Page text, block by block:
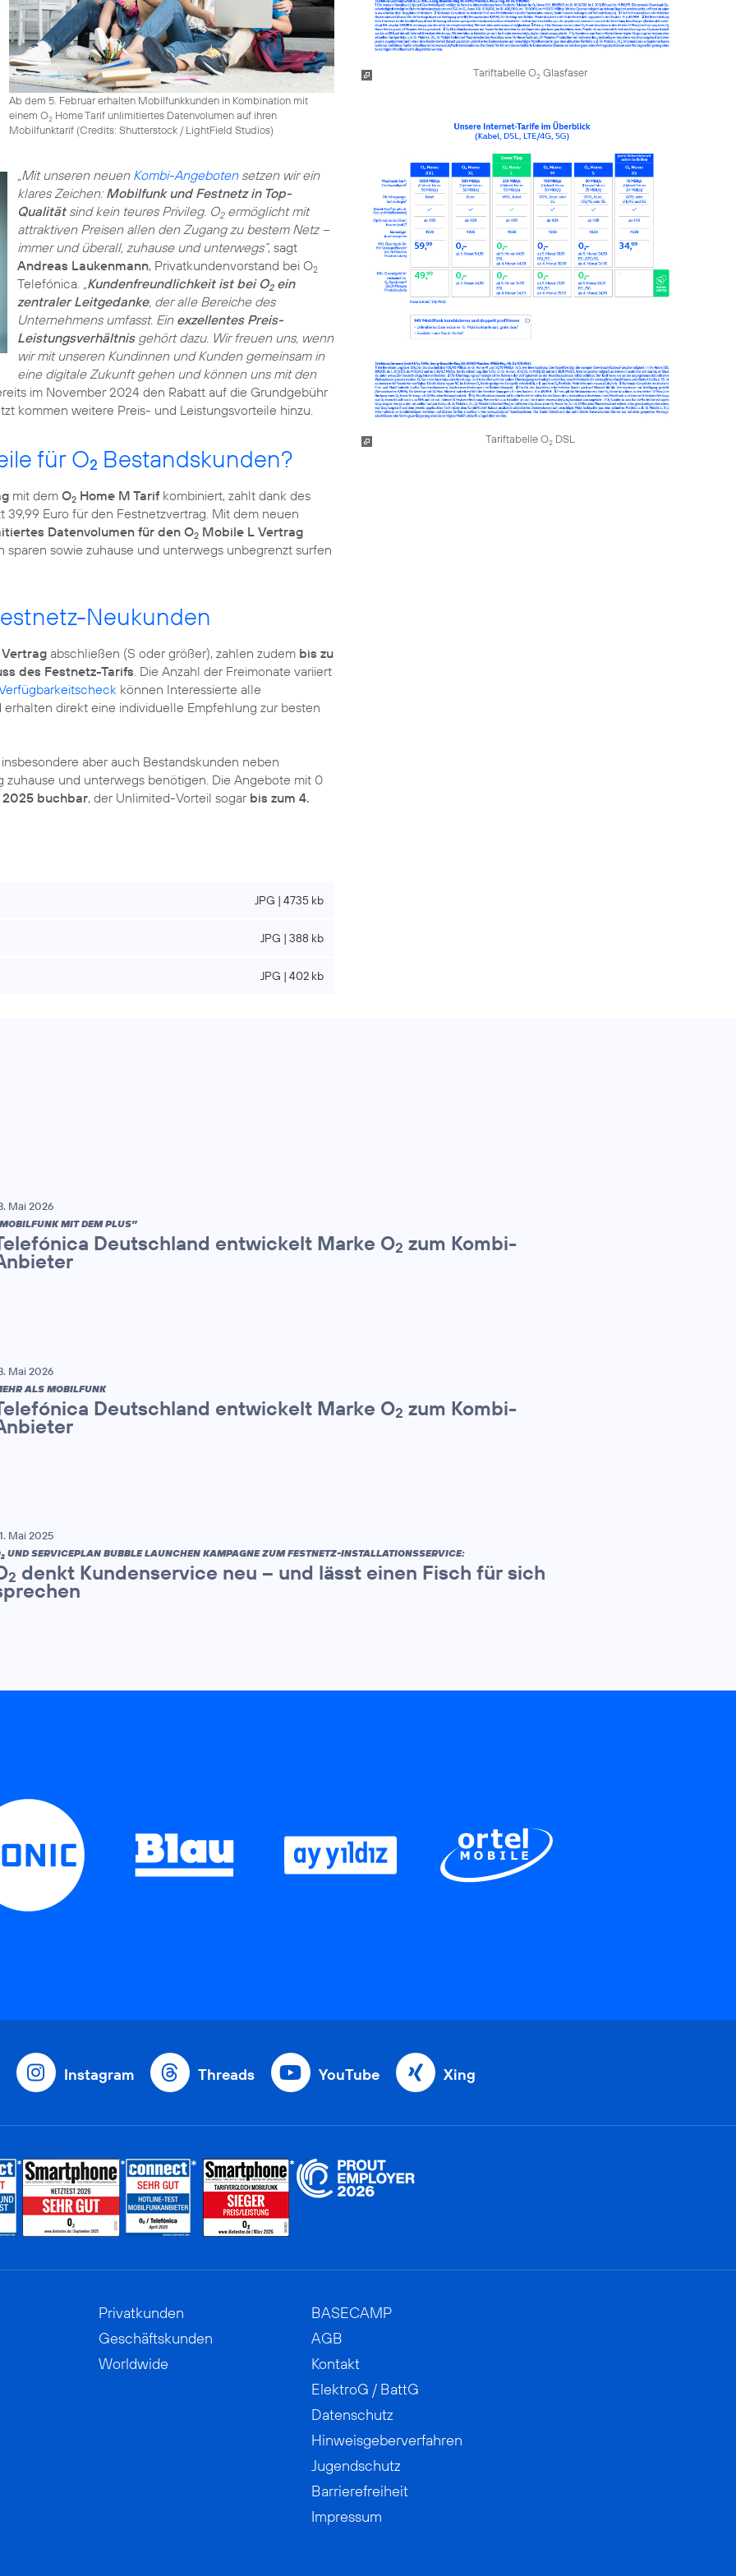
Ab dem 5. Februar erhalten Mobilfunkkunden in Kombination mit
einem O2Home Tarif unlimitiertes Datenvolumen auf ihren
Mobilfunktarif (Credits: Shutterstock / LightField Studios)
„Mit unseren neuen Kombi-Angebotensetzen wir ein
klares Zeichen: Mobilfunk und Festnetz in Top-
Qualitätsind kein teures Privileg. O2ermöglicht mit
attraktiven Preisen allen den Zugang zu bestem Netz –
immer und überall, zuhause und unterwegs“, sagt
Andreas Laukenmann, Privatkundenvorstand bei O2
Telefónica. „Kundenfreundlichkeit ist bei O2ein
zentraler Leitgedanke, der alle Bereiche des
Unternehmens umfasst. Ein exzellentes Preis-
Leistungsverhältnisgehört dazu. Wir freuen uns, wenn
wir mit unseren Kundinnen und Kunden gemeinsam in
eine digitale Zukunft gehen und können uns mit den
im November 2024 den Rabatt auf die Grundgebühr
kommen weitere Preis- und Leistungsvorteile hinzu.
für O2 Bestandskunden?
mit dem O2 Home M Tarif kombiniert, zahlt dank des
Euro für den Festnetzvertrag. Mit dem neuen
Datenvolumen für den O2 Mobile L Vertrag
sowie zuhause und unterwegs unbegrenzt surfen
Neukunden
abschließen (S oder größer), zahlen zudem bis zu
des Festnetz-Tarifs. Die Anzahl der Freimonate variiert
können Interessierte alle
direkt eine individuelle Empfehlung zur besten
aber auch Bestandskunden neben
zuhause und unterwegs benötigen. Die Angebote mit 0
2025 buchbar, der Unlimited-Vorteil sogar bis zum 4.
JPG | 4735 kb
JPG | 388 kb
JPG | 402 kb
Tariftabelle O2Glasfaser
Tariftabelle O2DSL
Mai 2026
MIT DEM PLUS”
Deutschland entwickelt Marke O2 zum Kombi-
Mai 2026
ALS MOBILFUNK
Deutschland entwickelt Marke O2 zum Kombi-
Mai 2025
2 UND SERVICEPLAN BUBBLE LAUNCHEN KAMPAGNE ZUM FESTNETZ-INSTALLATIONSSERVICE:
2 denkt Kundenservice neu – und lässt einen Fisch für sich
Instagram Threads YouTube Xing
Privatkunden
Geschäftskunden
Worldwide
BASECAMP
AGB
Kontakt
ElektroG / BattG
Datenschutz
Hinweisgeberverfahren
Jugendschutz
Barrierefreiheit
Impressum